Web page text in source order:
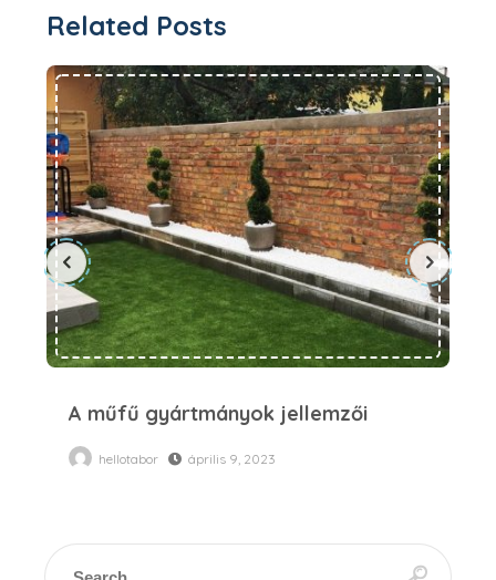
Related Posts
A műfű gyártmányok jellemzői
hellotabor április 9, 2023